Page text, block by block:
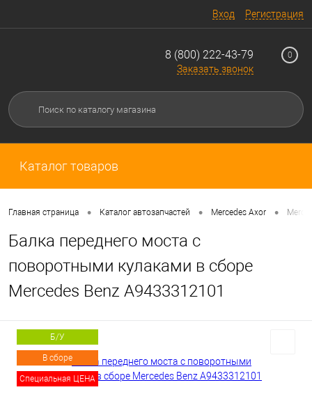
Вход Регистрация
8 (800) 222-43-79
Заказать звонок
0
Каталог товаров
Главная страница • Каталог автозапчастей • Mercedes Axor •
Балка переднего моста с
поворотными кулаками в сборе
Mercedes Benz A9433312101
Б/У
В сборе
Специальная ЦЕНА